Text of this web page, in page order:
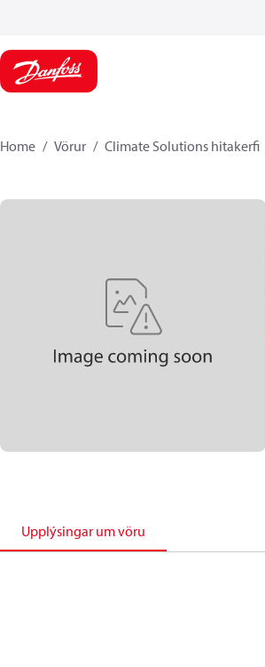
Home Vörur Climate Solutions hitakerfi
Upplýsingar um vöru